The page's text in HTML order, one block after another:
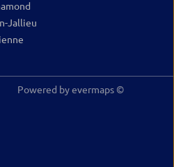
Jallieu
Powered byevermaps ©